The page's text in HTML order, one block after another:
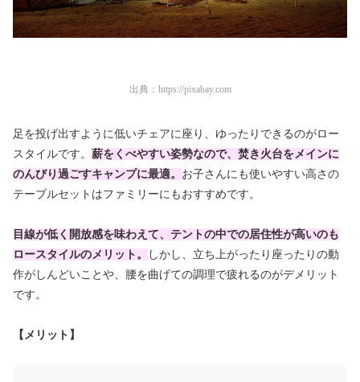
出典： https://pixabay.com
足を投げ出すように低いチェアに座り、ゆったりできるのがロー
スタイルです。 薪をくべやすい姿勢なので、焚き火台をメインに
のんびり過ごすキャンプに最適。 お子さんにも使いやすい高さの
テーブルセットはファミリーにもおすすめです。
目線が低く開放感を味わえて、テントの中での居住性が高いのも
ロースタイルのメリット。
しかし、立ち上がったり座ったりの動
作がしんどいことや、腰を曲げての調理で疲れるのがデメリット
です。
【メリット】